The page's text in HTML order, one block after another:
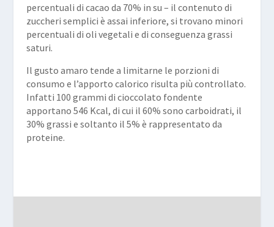
percentuali di cacao da 70% in su – il contenuto di
zuccheri semplici è assai inferiore, si trovano minori
percentuali di oli vegetali e di conseguenza grassi
saturi.
Il gusto amaro tende a limitarne le porzioni di
consumo e l’apporto calorico risulta più controllato.
Infatti 100 grammi di cioccolato fondente
apportano 546 Kcal, di cui il 60% sono carboidrati, il
30% grassi e soltanto il 5% è rappresentato da
proteine.